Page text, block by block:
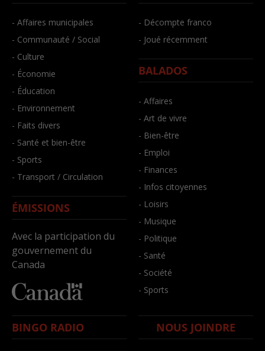
- Affaires municipales
- Communauté / Social
- Culture
- Économie
- Éducation
- Environnement
- Faits divers
- Santé et bien-être
- Sports
- Transport / Circulation
ÉMISSIONS
Avec la participation du
gouvernement du
Canada
- Décompte franco
- Joué récemment
BALADOS
- Affaires
- Art de vivre
- Bien-être
- Emploi
- Finances
- Infos citoyennes
- Loisirs
- Musique
- Politique
- Santé
- Société
- Sports
BINGO RADIO NOUS JOINDRE